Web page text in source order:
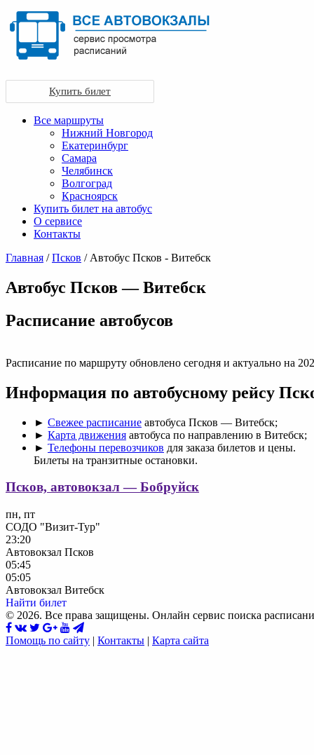
Купить билет
Все маршруты
Нижний Новгород
Екатеринбург
Самара
Челябинск
Волгоград
Красноярск
Купить билет на автобус
О сервисе
Контакты
Главная /Псков / Автобус Псков - Витебск
Автобус Псков — Витебск
Раcписание автобусов
Расписание по маршруту обновлено сегодня и актуально на
Информация по автобусному рейсу
► Свежее расписание автобуса Псков — Витебск;
► Карта движения автобуса по направлению в Витебск;
► Телефоны перевозчиков для заказа билетов и цены.
Билеты на транзитные остановки.
Псков, автовокзал — Бобруйск
пн, пт
СОДО "Визит-Тур"
23:20
Автовокзал Псков
05:45
05:05
Автовокзал Витебск
Найти билет
© 2026. Все права защищены. Онлайн сервис поиска
Помощь по сайту | Контакты | Карта сайта